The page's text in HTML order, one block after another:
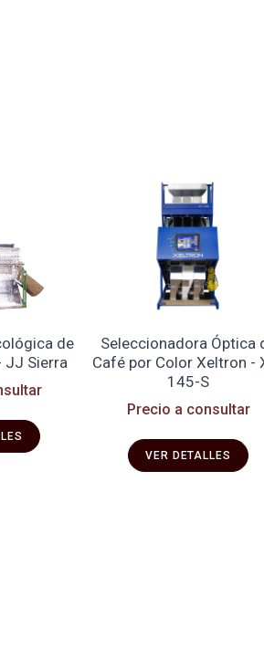
de
JJ Sierra
Seleccionadora Óptica
Café por Color Xeltron -
145-S
Precio a consultar
VER DETALLES